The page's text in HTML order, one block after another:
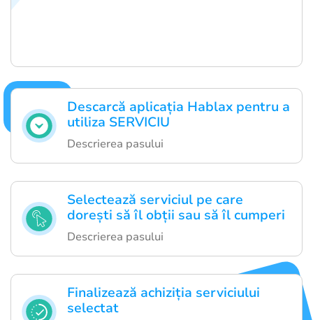
Descarcă aplicația Hablax pentru a
utiliza SERVICIU
Descrierea pasului
Selectează serviciul pe care
dorești să îl obții sau să îl cumperi
Descrierea pasului
Finalizează achiziția serviciului
selectat